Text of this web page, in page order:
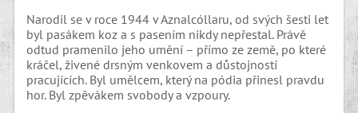
Narodil se v roce 1944 v Aznalcóllaru, od svých šesti let
byl pasákem koz a s pasením nikdy nepřestal. Právě
odtud pramenilo jeho umění – přímo ze země, po které
kráčel, živené drsným venkovem a důstojností
pracujících. Byl umělcem, který na pódia přinesl pravdu
hor. Byl zpěvákem svobody a vzpoury.